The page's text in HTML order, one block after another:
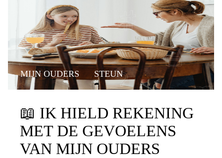
MIJN OUDERS STEUN
📖 IK HIELD REKENING
MET DE GEVOELENS
VAN MIJN OUDERS